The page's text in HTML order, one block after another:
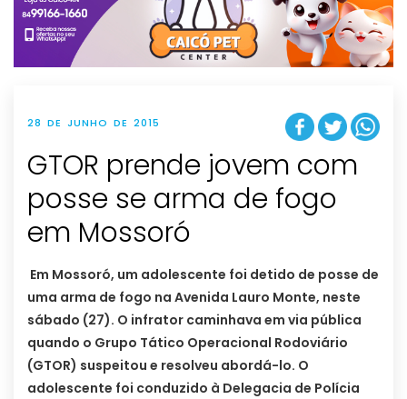
t
i
o
n
28 DE JUNHO DE 2015
GTOR prende jovem com
posse se arma de fogo
em Mossoró
Em Mossoró, um adolescente foi detido de posse de
uma arma de fogo na Avenida Lauro Monte, neste
sábado (27). O infrator caminhava em via pública
quando o Grupo Tático Operacional Rodoviário
(GTOR) suspeitou e resolveu abordá-lo. O
adolescente foi conduzido à Delegacia de Polícia